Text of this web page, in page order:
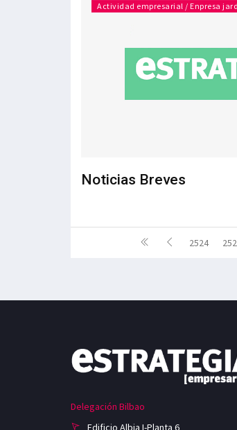
Actividad empresarial / Enpresa
Noticias Breves
2524
Delegación Bilbao
Edificio Albia I-Planta 6